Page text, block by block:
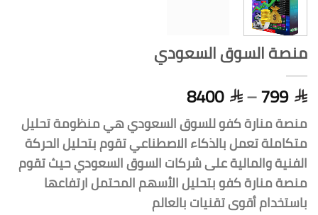
منصة السوق السعودي
799
–
8400
منصة منارة كفو للسوق السعودي هي منظومة تحليل
متكاملة تعمل بالذكاء الاصطناعي تقوم بتحليل الحركة
الفنية والمالية على شركات السوق السعودي حيث تقوم
منصة منارة كفو بتحليل الأسهم المحتمل ارتفاعها
باستخدام أقوى تقنيات بالعالم